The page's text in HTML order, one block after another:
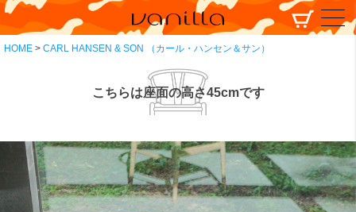
HOME CARL HANSEN & SON （カール・ハンセン＆サン）
こちらは座面の高さ45cmです